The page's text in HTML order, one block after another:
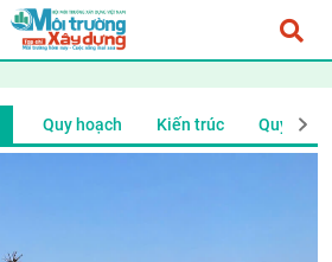
Quy hoạch Kiến trúc Quy